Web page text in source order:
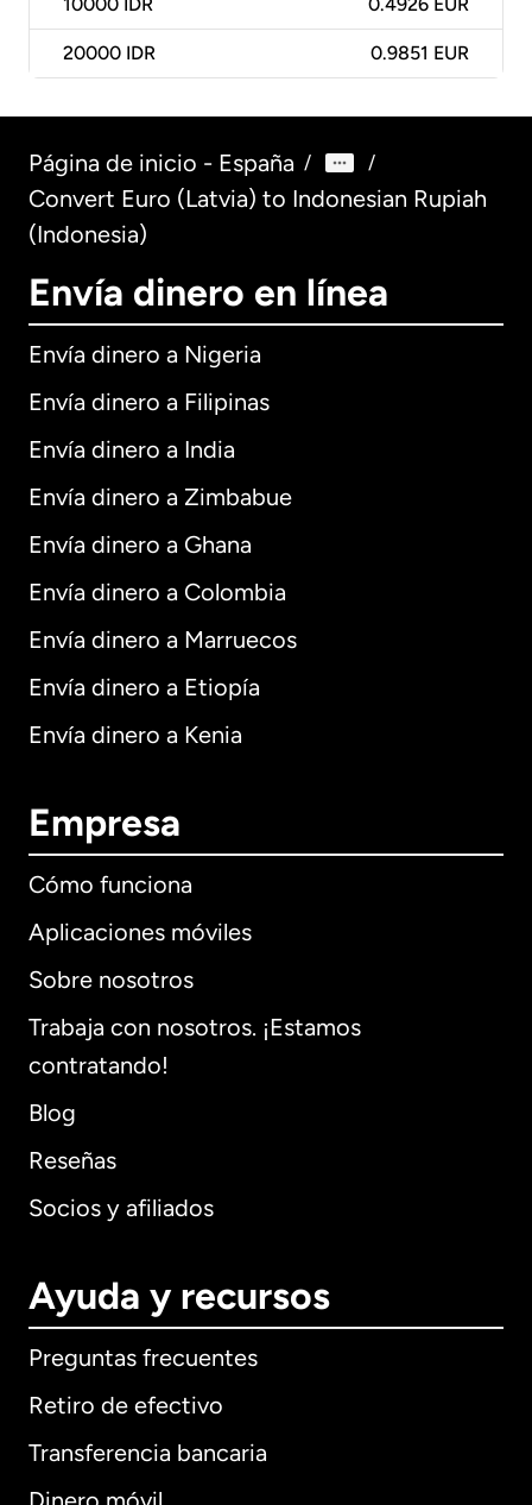
10000 IDR 0.4926 EUR
20000 IDR 0.9851 EUR
Página de inicio - España / /
Convert Euro (Latvia) to Indonesian Rupiah
(Indonesia)
Envía dinero en línea
Envía dinero a Nigeria
Envía dinero a Filipinas
Envía dinero a India
Envía dinero a Zimbabue
Envía dinero a Ghana
Envía dinero a Colombia
Envía dinero a Marruecos
Envía dinero a Etiopía
Envía dinero a Kenia
Empresa
Cómo funciona
Aplicaciones móviles
Sobre nosotros
Trabaja con nosotros. ¡Estamos
contratando!
Blog
Reseñas
Socios y afiliados
Ayuda y recursos
Preguntas frecuentes
Retiro de efectivo
Transferencia bancaria